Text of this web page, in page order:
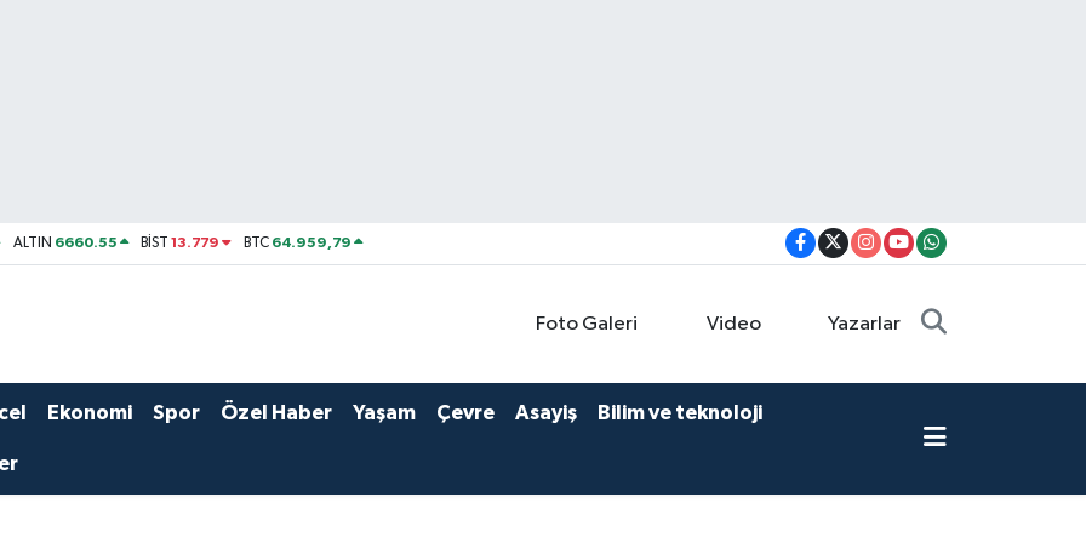
ALTIN 6660.55 BİST13.779 BTC 64.959,79
Foto Galeri Video Yazarlar
Ekonomi Spor Özel Haber Yaşam Çevre Asayiş Bilim ve teknoloji